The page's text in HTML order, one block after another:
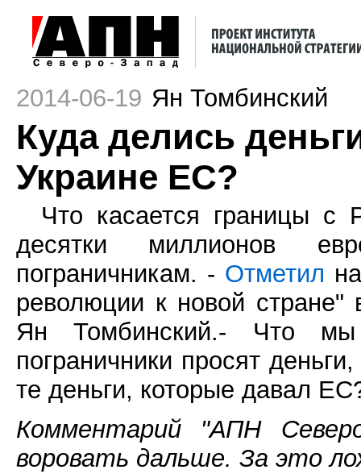
2014-06-19 Ян Томбинский
Куда делись
Украине ЕС?
Что касается границы с
десятки миллионов
пограничникам. - Отметил
революции к новой стране"
Ян Томбинский.- Что мы
пограничники просят
те деньги, которые давал
Комментарий "АПН
воровать дальше. За это